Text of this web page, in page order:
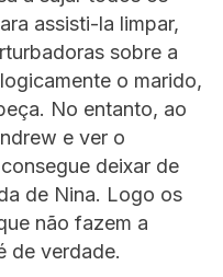
assisti-la limpar,
sobre a
o marido,
No entanto, ao
e ver o
deixar de
de Nina. Logo os
não fazem a
de verdade.